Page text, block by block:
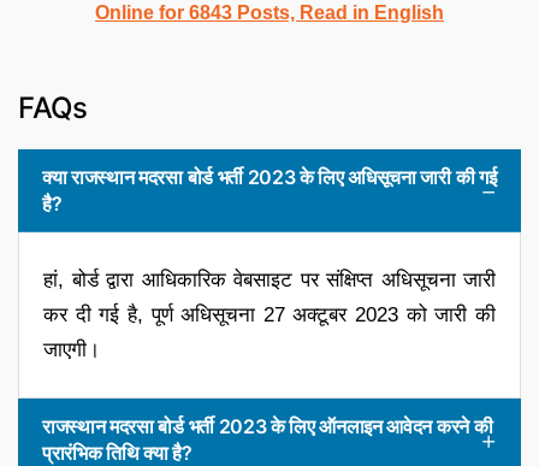
Online for 6843 Posts, Read in English
FAQs
क्या राजस्थान मदरसा बोर्ड भर्ती 2023 के लिए अधिसूचना जारी की गई
है?
हां, बोर्ड द्वारा आधिकारिक वेबसाइट पर संक्षिप्त अधिसूचना जारी
कर दी गई है, पूर्ण अधिसूचना 27 अक्टूबर 2023 को जारी की
जाएगी।
राजस्थान मदरसा बोर्ड भर्ती 2023 के लिए ऑनलाइन आवेदन करने की
प्रारंभिक तिथि क्या है?